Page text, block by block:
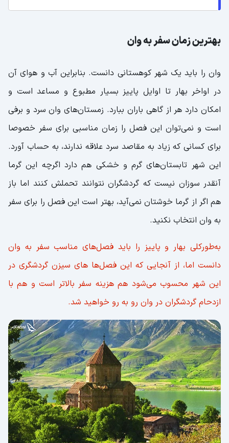
بهترین زمان سفر به وان
وان را باید یک شهر کوهستانی دانست. بنابراین آب و هوای آن
در اواخر بهار تا اوایل پاییز بسیار مطبوع و مساعد است و
امکان دارد هر از گاهی باران ببارد. زمستان‌های وان سرد و برفی
است و نمی‌توان این فصل را زمان مناسبی برای سفر خصوصا
برای کسانی که زیاد به مقاصد سرد علاقه ندارند، به حساب آورد.
این شهر تابستان‌های گرم و خشکی هم دارد اگرچه این گرما
آنقدر سوزان نیست که گردشگران نتوانند تحملش کنند اما باز
هم اگر از گرما خوشتان نمی‌آید، بهتر است این فصل را برای سفر
به وان انتخاب نکنید.
به‌طورکلی بهار و پاییز را باید فصل‌های مناسب سفر به وان
دانست اما، از آنجایی که این فصل‌ها های سیزن گردشگری در
این شهر محسوب می‌شود هم هزینه سفر بالاتر است و هم با
ازدحام گردشگران در وان رو به رو خواهید شد.